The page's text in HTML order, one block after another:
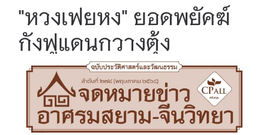
"หวงเฟยหง" ยอดพยัคฆ์
กังฟูแดนกวางตุ้ง